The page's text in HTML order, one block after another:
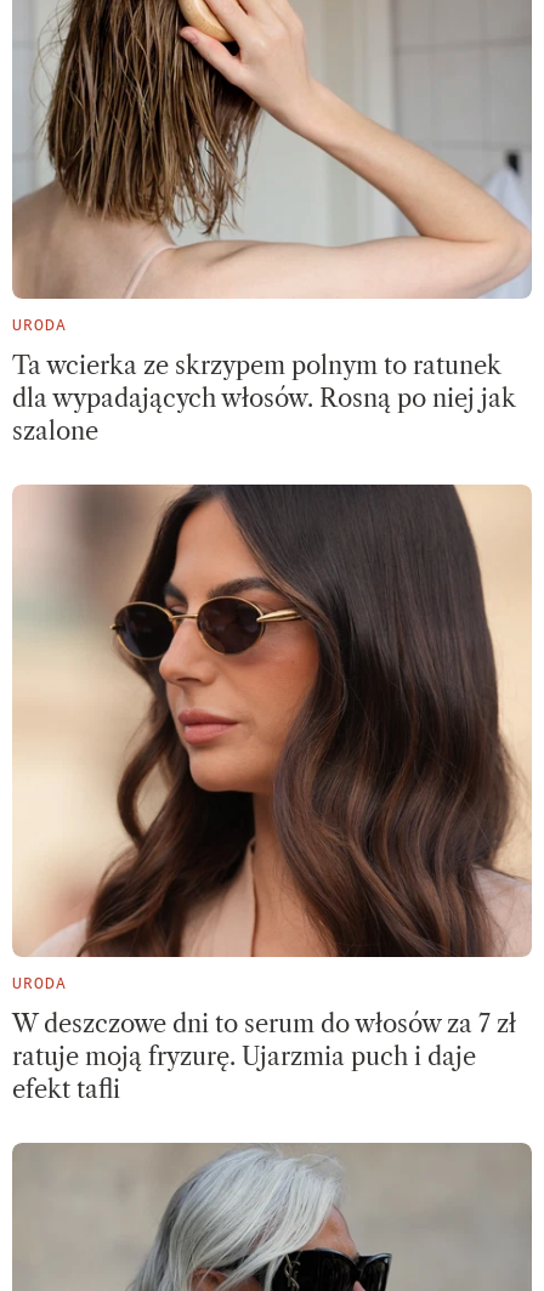
URODA
Ta wcierka ze skrzypem polnym to ratunek
dla wypadających włosów. Rosną po niej jak
szalone
URODA
W deszczowe dni to serum do włosów za 7 zł
ratuje moją fryzurę. Ujarzmia puch i daje
efekt tafli